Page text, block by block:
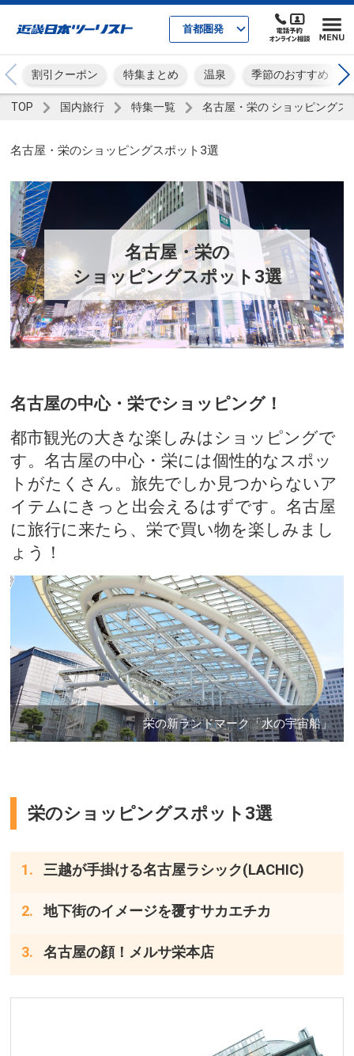
首都圏発
割引クーポン 特集まとめ 温泉 季節のおすすめ
TOP 国内旅行 特集一覧 名古屋・栄の ショッピングス
​名古屋・栄のショッピングスポット3選
​名古屋・栄の
ショッピングスポット3選
名古屋の中心・栄でショッピング！
都市観光の大きな楽しみはショッピングで
す。名古屋の中心・栄には個性的なスポッ
トがたくさん。旅先でしか見つからないア
イテムにきっと出会えるはずです。名古屋
に旅行に来たら、栄で買い物を楽しみまし
ょう！
栄の新ランドマーク「水の宇宙船」
栄のショッピングスポット3選
三越が手掛ける名古屋ラシック(LACHIC)
地下街のイメージを覆すサカエチカ
名古屋の顔！メルサ栄本店